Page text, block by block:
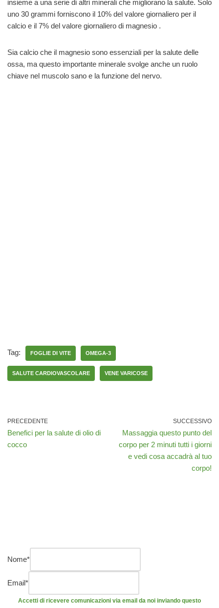
insieme a una serie di altri minerali che migliorano la salute. Solo
uno 30 grammi forniscono il 10% del valore giornaliero per il
calcio e il 7% del valore giornaliero di magnesio .
Sia calcio che il magnesio sono essenziali per la salute delle
ossa, ma questo importante minerale svolge anche un ruolo
chiave nel muscolo sano e la funzione del nervo.
Tag: FOGLIE DI VITE OMEGA-3
SALUTE CARDIOVASCOLARE VENE VARICOSE
PRECEDENTE
Benefici per la salute di olio di
cocco
SUCCESSIVO
Massaggia questo punto del
corpo per 2 minuti tutti i giorni
e vedi cosa accadrà al tuo
corpo!
Nome*
Email*
Accetti di ricevere comunicazioni via email da noi inviando questo